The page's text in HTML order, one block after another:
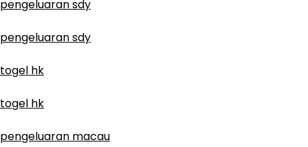
pengeluaran sdy
pengeluaran sdy
togel hk
togel hk
pengeluaran macau